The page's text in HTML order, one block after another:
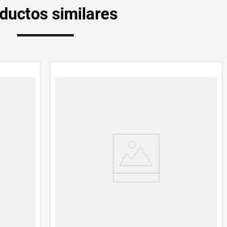
similares